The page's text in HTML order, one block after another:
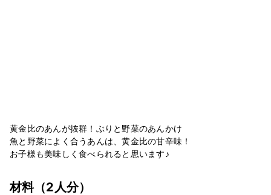
黄金比のあんが抜群！ぶりと野菜のあんかけ
魚と野菜によく合うあんは、黄金比の甘辛味！
お子様も美味しく食べられると思います♪
材料（2人分）